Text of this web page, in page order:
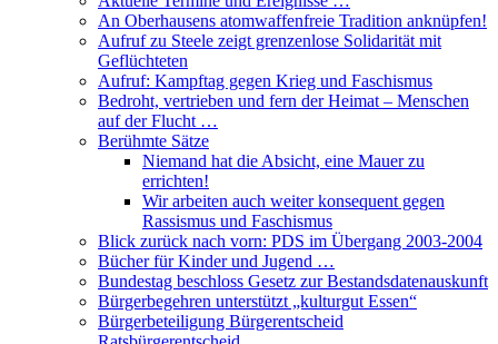
An Oberhausens atomwaffenfreie Tradition anknüpfen!
Aufruf zu Steele zeigt grenzenlose Solidarität mit
Geflüchteten
Aufruf: Kampftag gegen Krieg und Faschismus
Bedroht, vertrieben und fern der Heimat – Menschen
auf der Flucht …
Berühmte Sätze
Niemand hat die Absicht, eine Mauer zu
errichten!
Wir arbeiten auch weiter konsequent gegen
Rassismus und Faschismus
Blick zurück nach vorn: PDS im Übergang 2003-2004
Bücher für Kinder und Jugend …
Bundestag beschloss Gesetz zur Bestandsdatenauskunft
Bürgerbegehren unterstützt „kulturgut Essen“
Bürgerbeteiligung Bürgerentscheid